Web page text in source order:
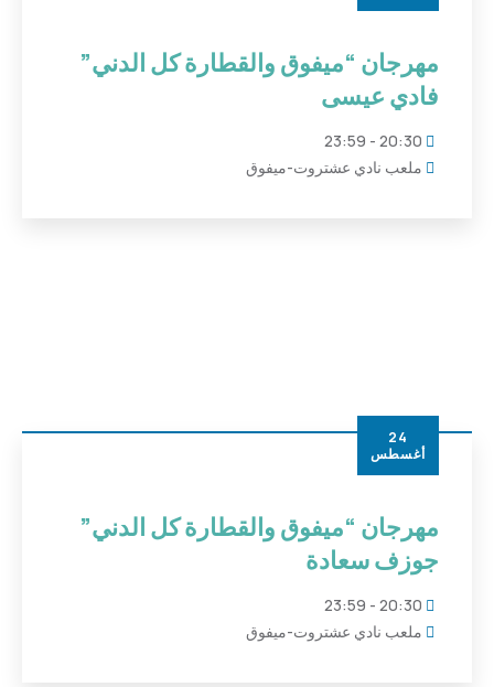
مهرجان “ميفوق والقطارة كل الدني”
فادي عيسى
20:30 - 23:59
ملعب نادي عشتروت-ميفوق
24
أغسطس
مهرجان “ميفوق والقطارة كل الدني”
جوزف سعادة
20:30 - 23:59
ملعب نادي عشتروت-ميفوق